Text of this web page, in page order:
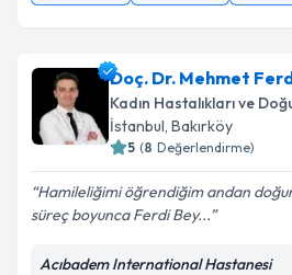
Doç. Dr. Mehmet
Kadın Hastalıkları ve
İstanbul, Bakırköy
5 (8 Değerlendirme)
Hamileliğimi öğrendiğim andan
süreç boyunca Ferdi Bey...
Acıbadem International Hastanesi